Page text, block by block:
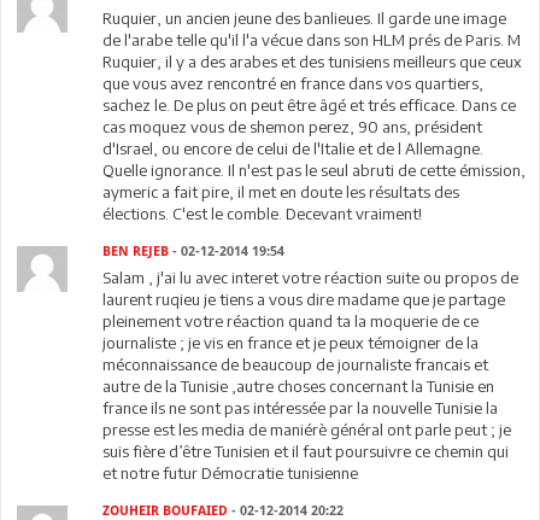
Ruquier, un ancien jeune des banlieues. Il garde une image
de l'arabe telle qu'il l'a vécue dans son HLM prés de Paris. M
Ruquier, il y a des arabes et des tunisiens meilleurs que ceux
que vous avez rencontré en france dans vos quartiers,
sachez le. De plus on peut être âgé et trés efficace. Dans ce
cas moquez vous de shemon perez, 90 ans, président
d'Israel, ou encore de celui de l'Italie et de l Allemagne.
Quelle ignorance. Il n'est pas le seul abruti de cette émission,
aymeric a fait pire, il met en doute les résultats des
élections. C'est le comble. Decevant vraiment!
BEN REJEB - 02-12-2014 19:54
Salam , j'ai lu avec interet votre réaction suite ou propos de
laurent ruqieu je tiens a vous dire madame que je partage
pleinement votre réaction quand ta la moquerie de ce
journaliste ; je vis en france et je peux témoigner de la
méconnaissance de beaucoup de journaliste francais et
autre de la Tunisie ,autre choses concernant la Tunisie en
france ils ne sont pas intéressée par la nouvelle Tunisie la
presse est les media de maniérè général ont parle peut ; je
suis fière d’être Tunisien et il faut poursuivre ce chemin qui
et notre futur Démocratie tunisienne
ZOUHEIR BOUFAIED - 02-12-2014 20:22